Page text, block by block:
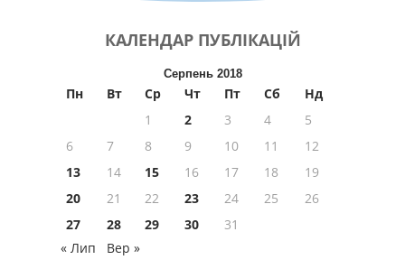
КАЛЕНДАР ПУБЛІКАЦІЙ
Серпень 2018
Пн Вт Ср Чт Пт Сб
Нд
1
2 3 4
5
6
7 8 9 10 11
12
13
14 15 16 17 18
19
20
21 22 23 24 25
26
27
28 29 30
31
« Лип
Вер »